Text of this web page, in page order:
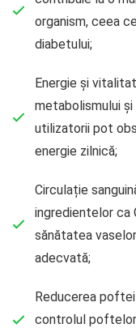
organism, ceea
diabetului;
Energie și
metabolismului
utilizatorii pot
energie zilnică;
Circulație
ingredientelor ca
sănătatea
adecvată;
Reducerea
controlul